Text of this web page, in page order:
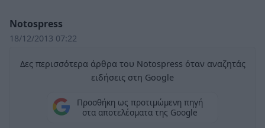
Notospress
18/12/2013 07:22
Δες περισσότερα άρθρα του Notospress όταν αναζητάς
ειδήσεις στη Google
Προσθήκη ως προτιμώμενη πηγή
στα αποτελέσματα της Google